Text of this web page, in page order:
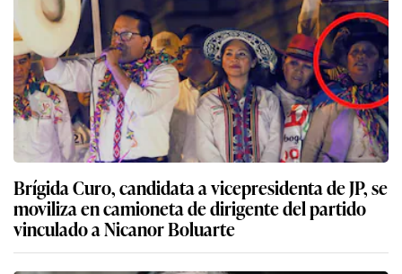
Brígida Curo, candidata a vicepresidenta de JP, se
moviliza en camioneta de dirigente del partido
vinculado a Nicanor Boluarte